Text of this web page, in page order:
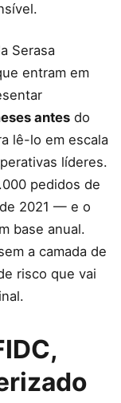
Serasa
entram em
antes do
lê-lo em escala
líderes.
pedidos de
2021 — e o
base anual.
a camada de
risco que vai